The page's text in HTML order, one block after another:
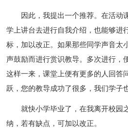
因此，我提出一个推荐。在活动
学上讲台去进行自我介绍，也能够进
标，加以改正。如果那些同学声音太
声鼓励而进行赏识教导。多次进行，
这样一来，课堂上便有更多的人回答
跃，您的教导成功了很多，我们学子
就快小学毕业了，在我离开校园
纳，若有缺点，可加以改正。